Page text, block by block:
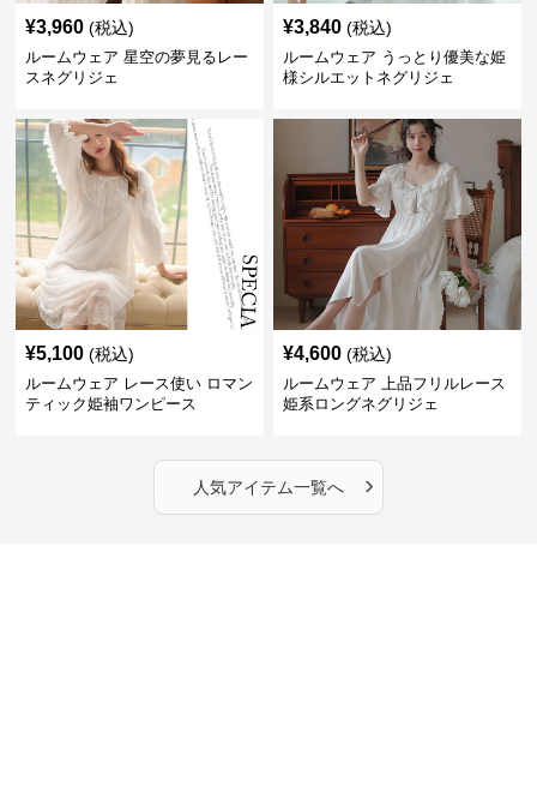
¥3,960 (税込)
ルームウェア 星空の夢見るレー
スネグリジェ
¥3,840 (税込)
ルームウェア うっとり優美な姫
様シルエットネグリジェ
¥5,100 (税込)
ルームウェア レース使い ロマン
ティック姫袖ワンピース
¥4,600 (税込)
ルームウェア 上品フリルレース
姫系ロングネグリジェ
人気アイテム一覧へ ›